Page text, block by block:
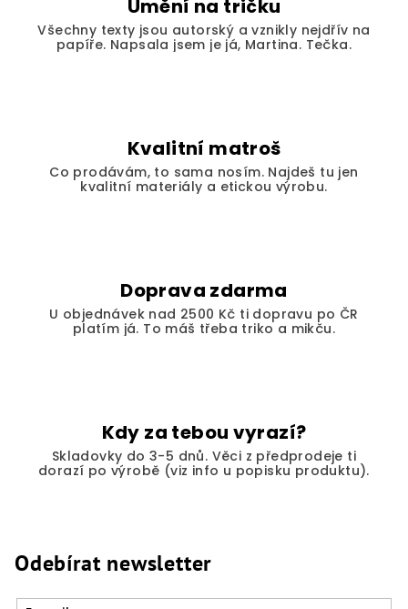
p
r
ý
p
Umění na tričku
Všechny texty jsou autorský a vznikly nejdřív na
papíře. Napsala jsem je já, Martina. Tečka.
Kvalitní matroš
Co prodávám, to sama nosím. Najdeš tu jen
kvalitní materiály a etickou výrobu.
Doprava zdarma
U objednávek nad 2500 Kč ti dopravu po ČR
platím já. To máš třeba triko a mikču.
Kdy za tebou vyrazí?
Skladovky do 3-5 dnů. Věci z předprodeje ti
dorazí po výrobě (viz info u popisku produktu).
Odebírat newsletter